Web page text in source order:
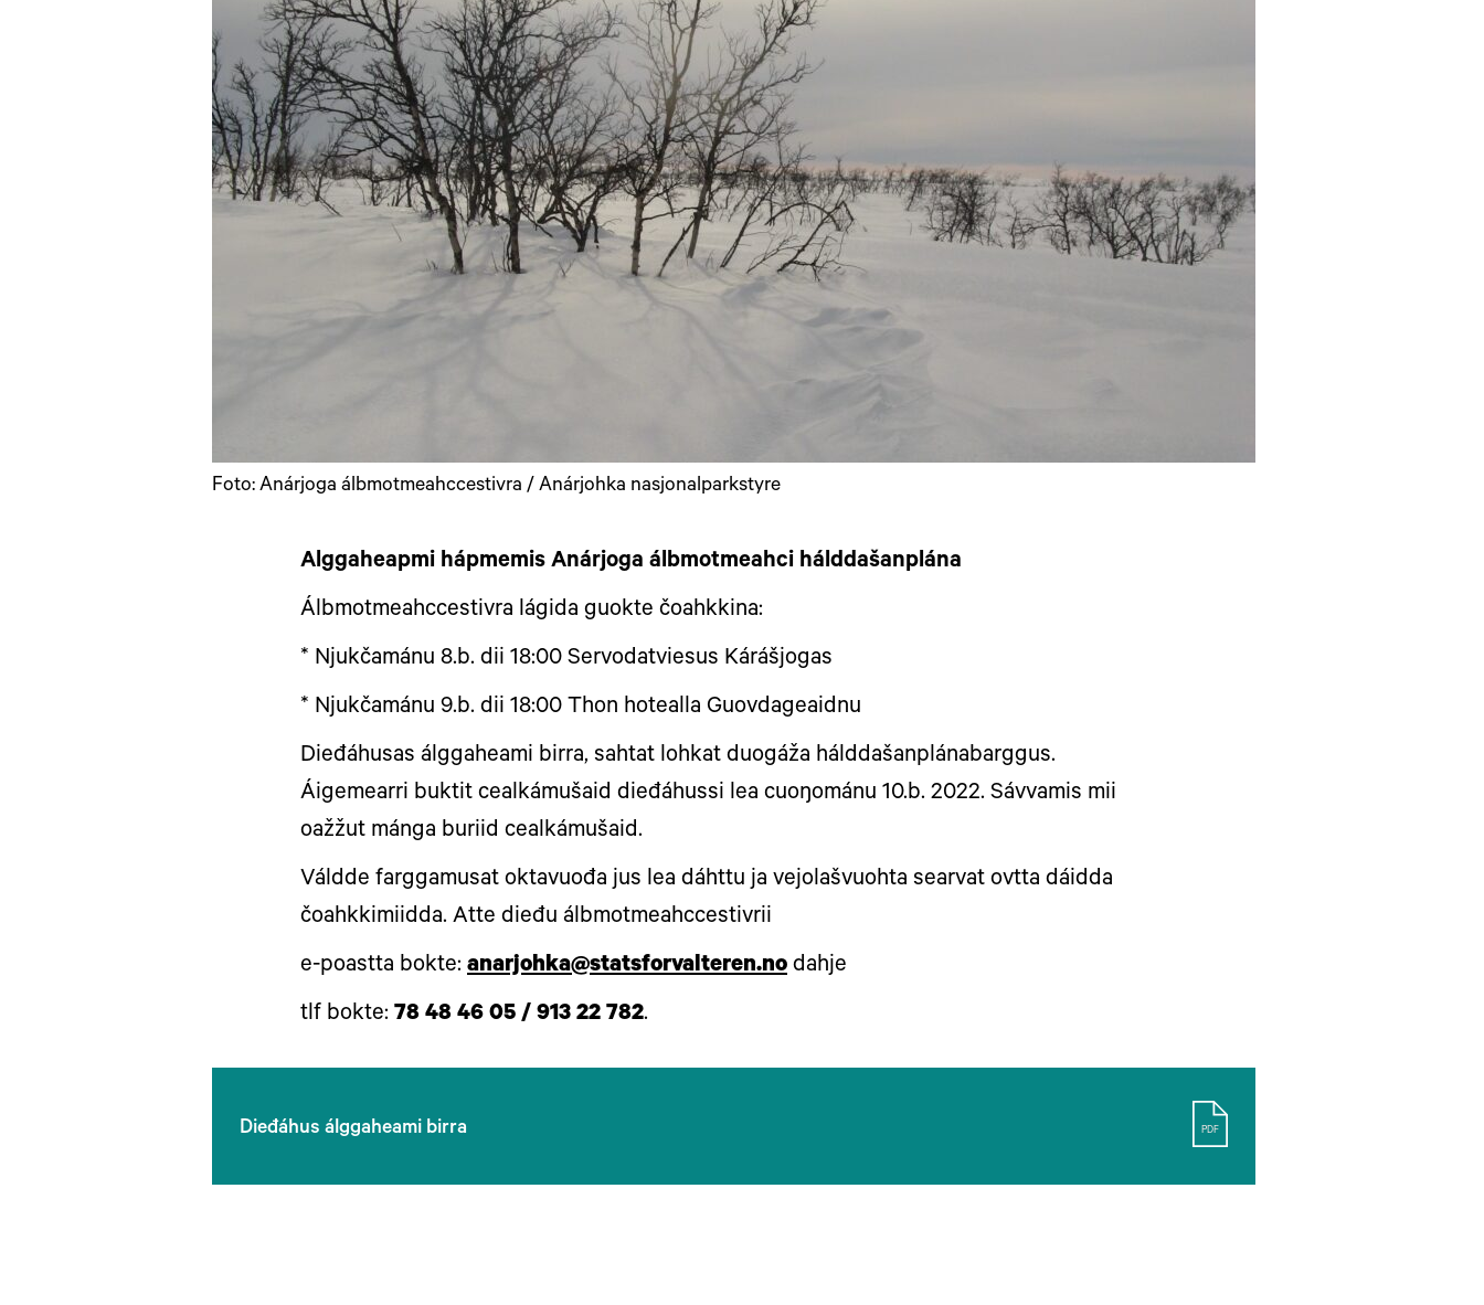
Foto: Anárjoga álbmotmeahccestivra / Anárjohka nasjonalparkstyre
Alggaheapmi hápmemis Anárjoga álbmotmeahci hálddašanplána
Álbmotmeahccestivra lágida guokte čoahkkina:
* Njukčamánu 8.b. dii 18:00 Servodatviesus Kárášjogas
* Njukčamánu 9.b. dii 18:00 Thon hotealla Guovdageaidnu
Dieđáhusas álggaheami birra, sahtat lohkat duogáža hálddašanplánabarggus.
Áigemearri buktit cealkámušaid dieđáhussi lea cuoŋománu 10.b. 2022. Sávvamis mii
oažžut mánga buriid cealkámušaid.
Váldde farggamusat oktavuođa jus lea dáhttu ja vejolašvuohta searvat ovtta dáidda
čoahkkimiidda. Atte dieđu álbmotmeahccestivrii
e-poastta bokte: anarjohka@statsforvalteren.no dahje
tlf bokte: 78 48 46 05 / 913 22 782.
Dieđáhus álggaheami birra PDF